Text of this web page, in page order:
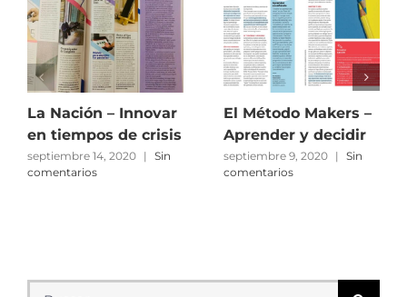
La Nación – Innovar
en tiempos de crisis
septiembre 14, 2020 |
Sin
comentarios
El Método Makers –
Aprender y decidir
septiembre 9, 2020 |
Sin
comentarios
Buscar: